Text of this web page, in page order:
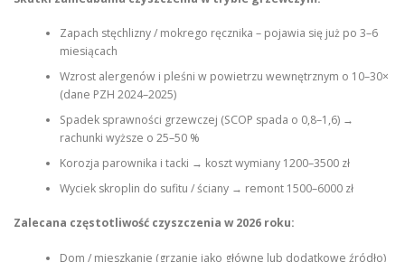
Zapach stęchlizny / mokrego ręcznika – pojawia się już po 3–6
miesiącach
Wzrost alergenów i pleśni w powietrzu wewnętrznym o 10–30×
(dane PZH 2024–2025)
Spadek sprawności grzewczej (SCOP spada o 0,8–1,6) →
rachunki wyższe o 25–50 %
Korozja parownika i tacki → koszt wymiany 1200–3500 zł
Wyciek skroplin do sufitu / ściany → remont 1500–6000 zł
Zalecana częstotliwość czyszczenia w 2026 roku:
Dom / mieszkanie (grzanie jako główne lub dodatkowe źródło)